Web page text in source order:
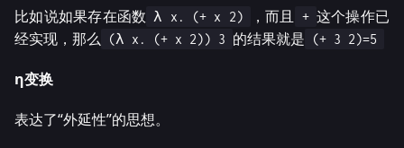
比如说如果存在函数 λ x. (+ x 2) ，而且 + 这个操作已
经实现，那么 (λ x. (+ x 2)) 3 的结果就是 (+ 3 2)=5
η变换
表达了“外延性”的思想。